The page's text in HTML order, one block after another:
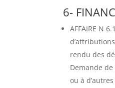
6-
AFFAIRE N
rendu des
Demande de
ou à